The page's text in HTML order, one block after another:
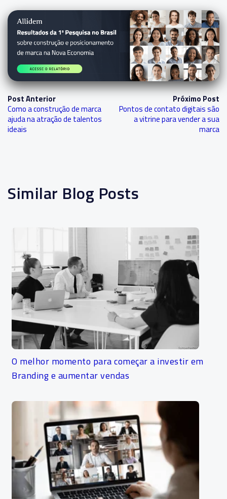
Post Anterior
Como a construção de marca
ajuda na atração de talentos
ideais
Próximo Post
Pontos de contato digitais são
a vitrine para vender a sua
marca
Similar Blog Posts
O melhor momento para começar a investir em
Branding e aumentar vendas